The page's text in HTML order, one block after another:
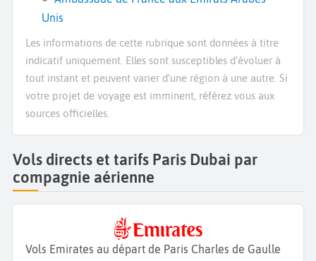
Unis
Les informations de cette rubrique sont données à titre
indicatif uniquement. Elles sont susceptibles d’évoluer à
tout instant et peuvent varier d’une région à une autre. Si
votre projet de voyage est imminent, référez vous aux
sources officielles.
Vols directs et tarifs Paris Dubai par
compagnie aérienne
Vols Emirates au départ de Paris Charles de Gaulle